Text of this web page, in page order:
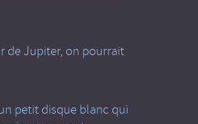
de Jupiter, on pourrait
petit disque blanc qui